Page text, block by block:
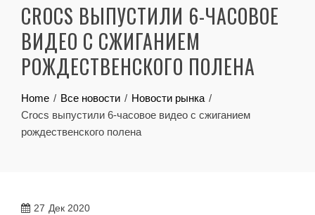
CROCS ВЫПУСТИЛИ 6-ЧАСОВОЕ
ВИДЕО С СЖИГАНИЕМ
РОЖДЕСТВЕНСКОГО ПОЛЕНА
Home Все новости
Новости рынка
Crocs выпустили 6-часовое видео с сжиганием
рождественского полена
27 Дек 2020